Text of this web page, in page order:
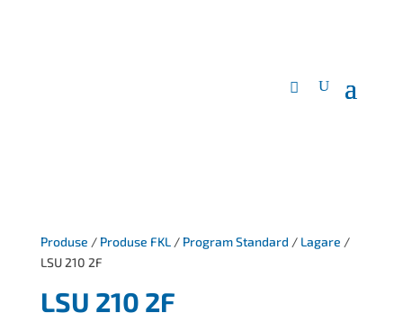
Produse / Produse FKL/ Program Standard / Lagare /
LSU 210 2F
LSU 210 2F